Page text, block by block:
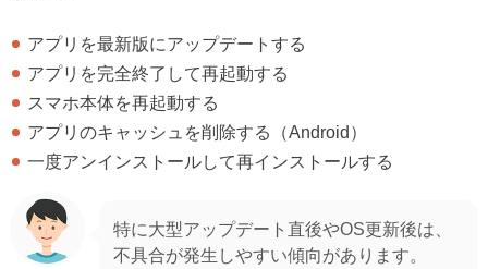
アプリを最新版にアップデートする
アプリを完全終了して再起動する
スマホ本体を再起動する
アプリのキャッシュを削除する（Android）
一度アンインストールして再インストールする
特に大型アップデート直後やOS更新後は、
不具合が発生しやすい傾向があります。